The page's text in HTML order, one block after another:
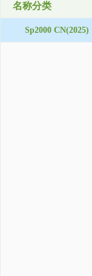
名称分类
Sp2000 CN(2025)